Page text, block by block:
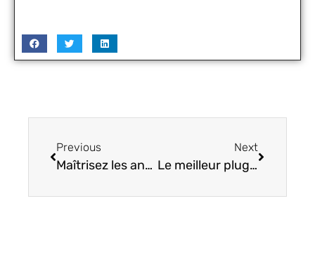
Previous
Maîtrisez les ancres HTML pour dynamiser votre site web en toute simplicité
Next
Le meilleur plugin de cache WordPress pour une performance high-tech surprenante